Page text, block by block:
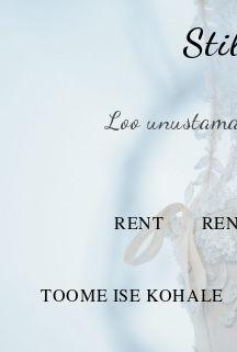
Loo
RENT
TOOME ISE KOHALE